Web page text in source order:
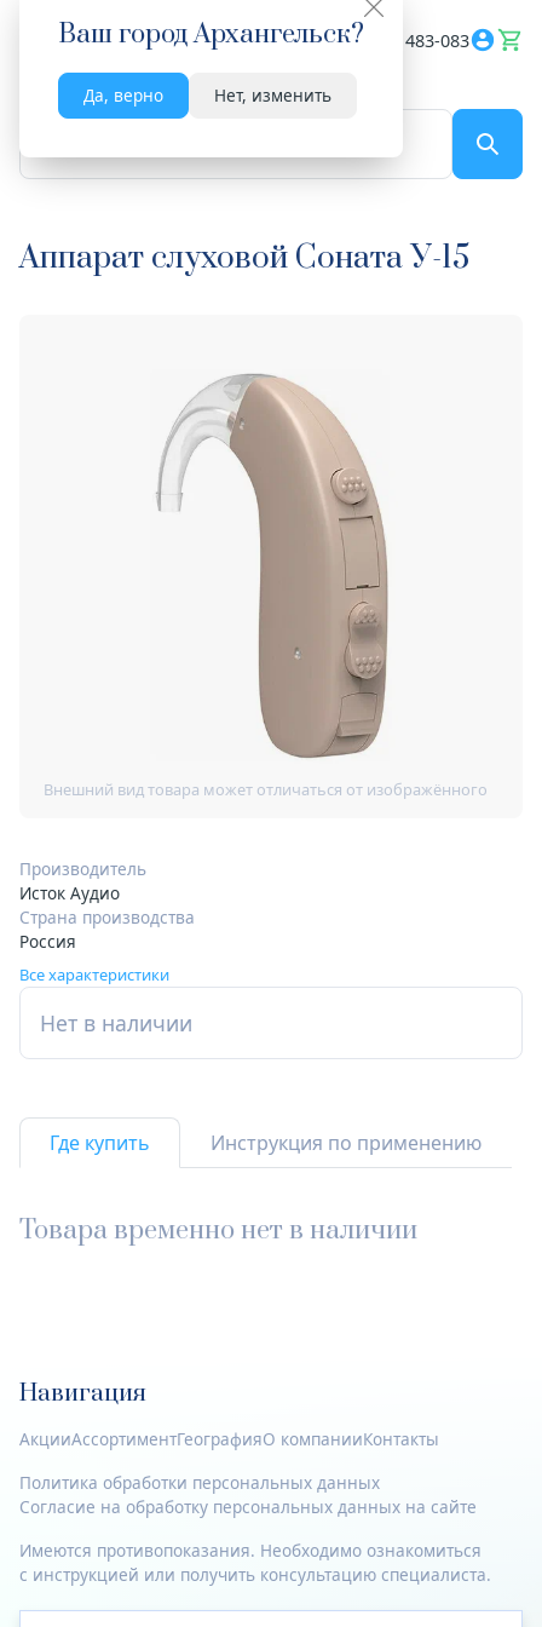
Ваш городАрхангельск?
Да, верно Нет, изменить
Весь сайт 8182 483-083
Аппарат слуховой Соната У-15
Производитель
Исток Аудио
Страна производства
Россия
Все характеристики
Нет в наличии
Где купить Инструкция по применению
Товара временно нет в наличии
Навигация
АкцииАссортиментГеографияО компанииКонтакты
Политика обработки персональных данных
Согласие на обработку персональных данных на сайте
Имеются противопоказания. Необходимо ознакомиться
с инструкцией или получить консультацию специалиста.
© 2023—2026 Все права защищены.